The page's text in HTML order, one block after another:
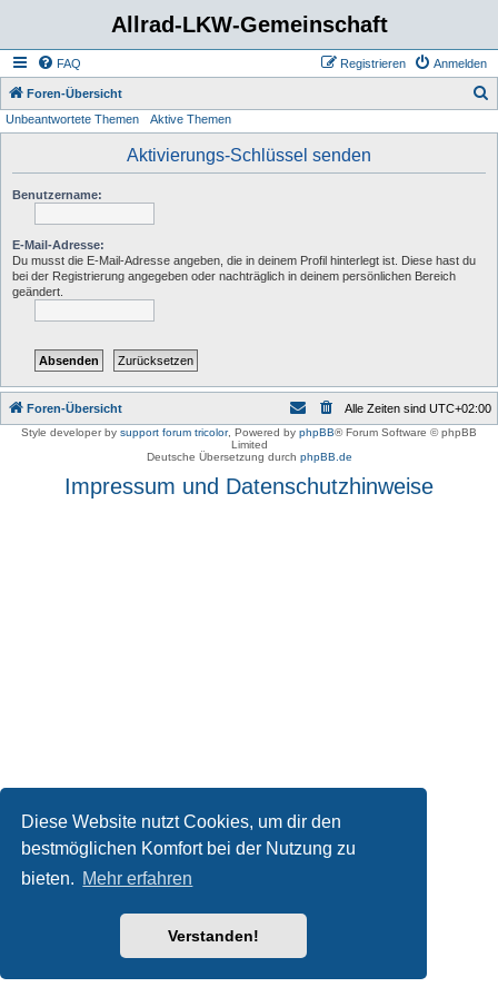
Diese Website nutzt Cookies, um dir den
bestmöglichen Komfort bei der Nutzung zu
bieten. Mehr erfahren
Verstanden!
Allrad-LKW-Gemeinschaft
FAQ Anmelden
Registrieren
Foren-Übersicht
Unbeantwortete Themen Aktive Themen
Aktivierungs-Schlüssel senden
Benutzername:
E-Mail-Adresse:
Du musst die E-Mail-Adresse angeben, die in deinem Profil hinterlegt ist. Diese hast du
bei der Registrierung angegeben oder nachträglich in deinem persönlichen Bereich
geändert.
Foren-Übersicht Alle Zeiten sind UTC+02:00
Style developer by support forum tricolor, Powered by phpBB® Forum Software © phpBB
Limited
Deutsche Übersetzung durch phpBB.de
Impressum und Datenschutzhinweise